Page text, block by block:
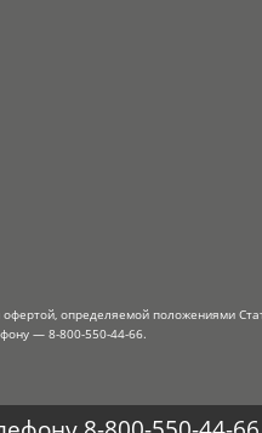
определяемой положениями
— 8-800-550-44-66.